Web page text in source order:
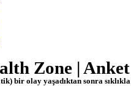
Zone | Anket
bir olay yaşadıktan sonra